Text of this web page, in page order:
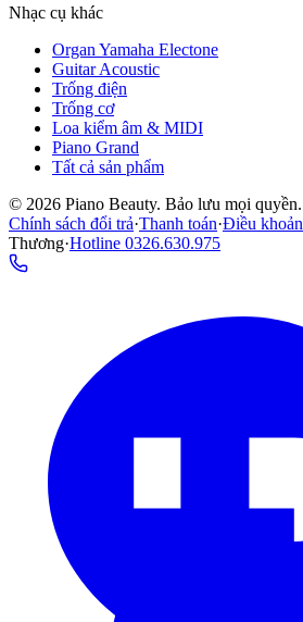
Nhạc cụ khác
Organ Yamaha Electone
Guitar Acoustic
Trống điện
Trống cơ
Loa kiểm âm & MIDI
Piano Grand
Tất cả sản phẩm
© 2026 Piano Beauty. Bảo lưu mọi quyền.
Chính sách đổi trả·Thanh toán·Điều khoản
Thương·Hotline 0326.630.975